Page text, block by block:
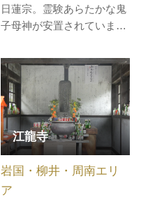
日蓮宗。霊験あらたかな鬼
子母神が安置されていま
江龍寺
岩国・柳井・周南エリ
ア